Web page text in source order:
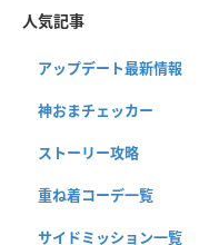
人気記事
アップデート最新情報
神おまチェッカー
ストーリー攻略
重ね着コーデ一覧
サイドミッション一覧